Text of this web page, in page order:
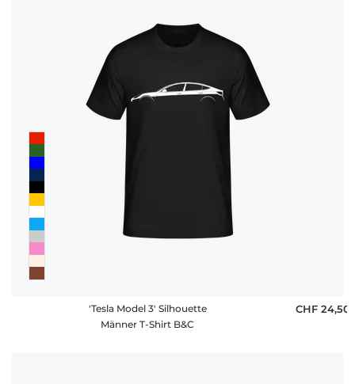
'Tesla Model 3' Silhouette
Männer T-Shirt B&C
CHF 24,50